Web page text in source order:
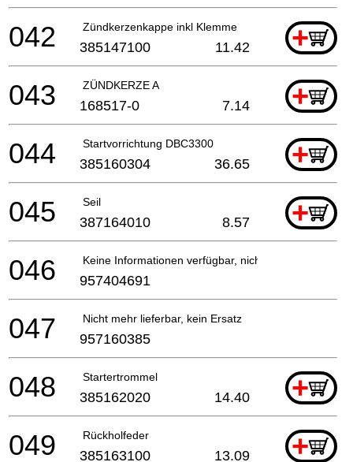
Zündkerzenkappe inkl Klemme +
042 385147100 11.42
ZÜNDKERZE A +
043 168517-0 7.14
Startvorrichtung DBC3300 +
044 385160304 36.65
Seil +
045 387164010 8.57
Keine Informationen verfügbar, nicht bestellbar
046 957404691
Nicht mehr lieferbar, kein Ersatz
047 957160385
Startertrommel +
048 385162020 14.40
Rückholfeder +
049 385163100 13.09